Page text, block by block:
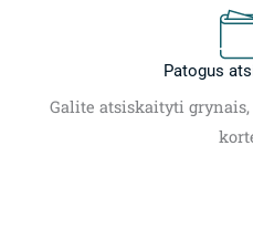
Patogus
Galite atsiskaityti